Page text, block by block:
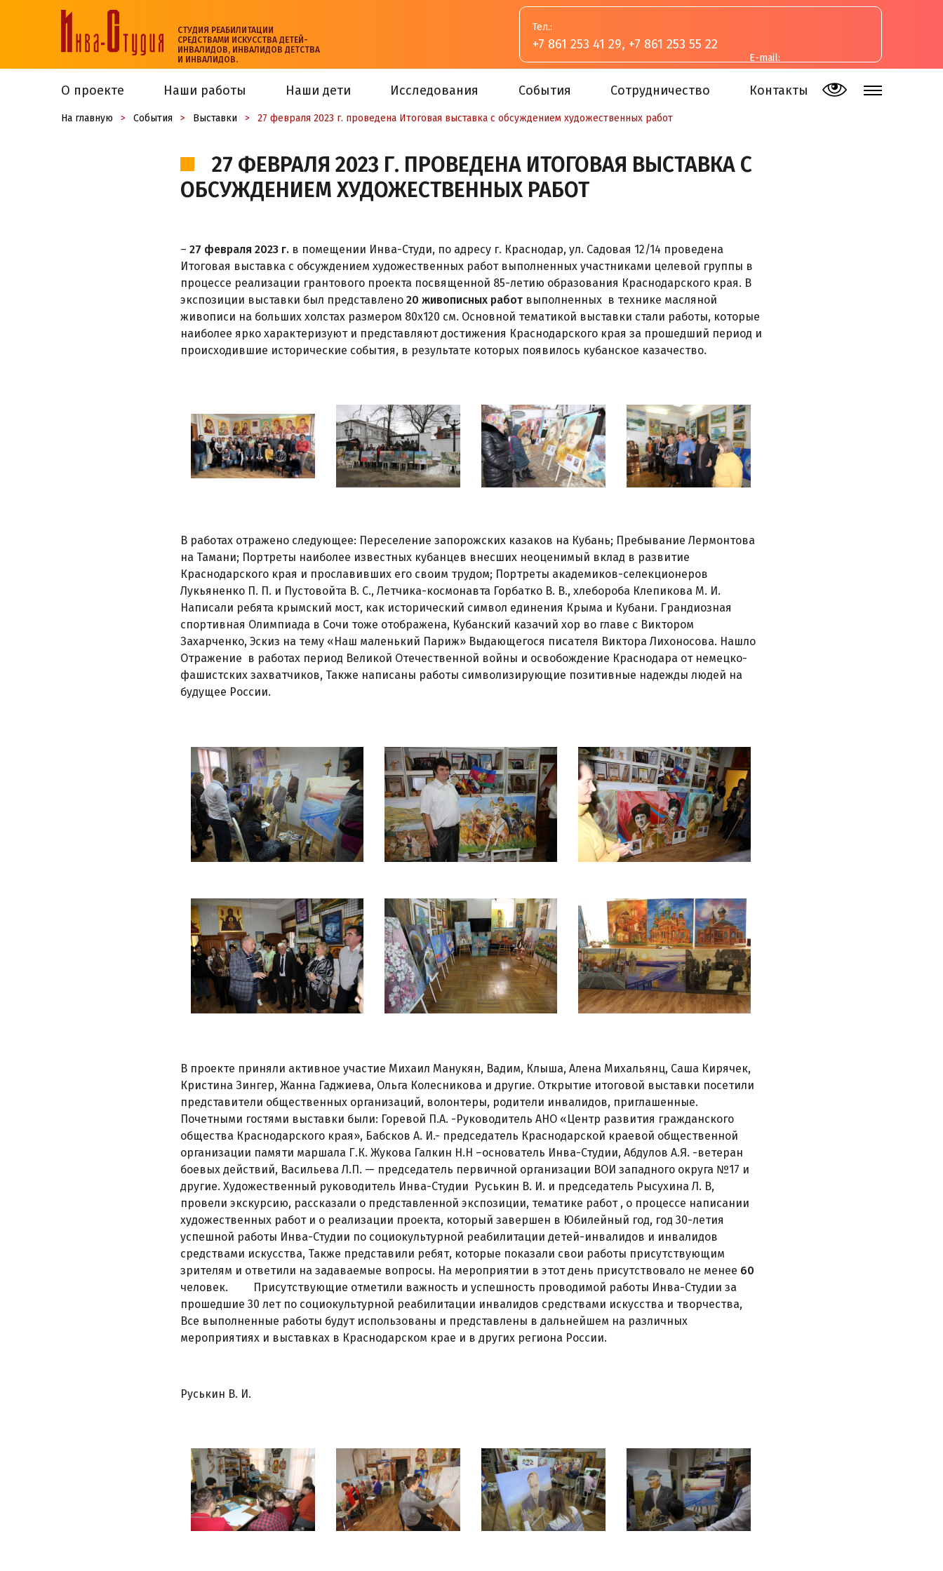
СТУДИЯ РЕАБИЛИТАЦИИ
СРЕДСТВАМИ ИСКУССТВА ДЕТЕЙ-
ИНВАЛИДОВ, ИНВАЛИДОВ ДЕТСТВА
И ИНВАЛИДОВ.
Тел.:
+7 861 253 41 29, +7 861 253 55 22
E-mail:
О проекте
Наши работы Наши дети Исследования События Сотрудничество Контакты
На главную > События > Выставки > 27 февраля 2023 г. проведена Итоговая выставка с обсуждением художественных работ
27 ФЕВРАЛЯ 2023 Г. ПРОВЕДЕНА ИТОГОВАЯ ВЫСТАВКА С
ОБСУЖДЕНИЕМ ХУДОЖЕСТВЕННЫХ РАБОТ
– 27 февраля 2023 г. в помещении Инва-Студи, по адресу г. Краснодар, ул. Садовая 12/14 проведена
Итоговая выставка с обсуждением художественных работ выполненных участниками целевой группы в
процессе реализации грантового проекта посвященной 85-летию образования Краснодарского края. В
экспозиции выставки был представлено 20 живописных работ выполненных в технике масляной
живописи на больших холстах размером 80х120 см. Основной тематикой выставки стали работы, которые
наиболее ярко характеризуют и представляют достижения Краснодарского края за прошедший период и
происходившие исторические события, в результате которых появилось кубанское казачество.
В работах отражено следующее: Переселение запорожских казаков на Кубань; Пребывание Лермонтова
на Тамани; Портреты наиболее известных кубанцев внесших неоценимый вклад в развитие
Краснодарского края и прославивших его своим трудом; Портреты академиков-селекционеров
Лукьяненко П. П. и Пустовойта В. С., Летчика-космонавта Горбатко В. В., хлебороба Клепикова М. И.
Написали ребята крымский мост, как исторический символ единения Крыма и Кубани. Грандиозная
спортивная Олимпиада в Сочи тоже отображена, Кубанский казачий хор во главе с Виктором
Захарченко, Эскиз на тему «Наш маленький Париж» Выдающегося писателя Виктора Лихоносова. Нашло
Отражение в работах период Великой Отечественной войны и освобождение Краснодара от немецко-
фашистских захватчиков, Также написаны работы символизирующие позитивные надежды людей на
будущее России.
В проекте приняли активное участие Михаил Манукян, Вадим, Клыша, Алена Михальянц, Саша Кирячек,
Кристина Зингер, Жанна Гаджиева, Ольга Колесникова и другие. Открытие итоговой выставки посетили
представители общественных организаций, волонтеры, родители инвалидов, приглашенные.
Почетными гостями выставки были: Горевой П.А. -Руководитель АНО «Центр развития гражданского
общества Краснодарского края», Бабсков А. И.- председатель Краснодарской краевой общественной
организации памяти маршала Г.К. Жукова Галкин Н.Н –основатель Инва-Студии, Абдулов А.Я. -ветеран
боевых действий, Васильева Л.П. — председатель первичной организации ВОИ западного округа №17 и
другие. Художественный руководитель Инва-Студии Руськин В. И. и председатель Рысухина Л. В,
провели экскурсию, рассказали о представленной экспозиции, тематике работ , о процессе написании
художественных работ и о реализации проекта, который завершен в Юбилейный год, год 30-летия
успешной работы Инва-Студии по социокультурной реабилитации детей-инвалидов и инвалидов
средствами искусства, Также представили ребят, которые показали свои работы присутствующим
зрителям и ответили на задаваемые вопросы. На мероприятии в этот день присутствовало не менее 60
человек. Присутствующие отметили важность и успешность проводимой работы Инва-Студии за
прошедшие 30 лет по социокультурной реабилитации инвалидов средствами искусства и творчества,
Все выполненные работы будут использованы и представлены в дальнейшем на различных
мероприятиях и выставках в Краснодарском крае и в других региона России.
Руськин В. И.